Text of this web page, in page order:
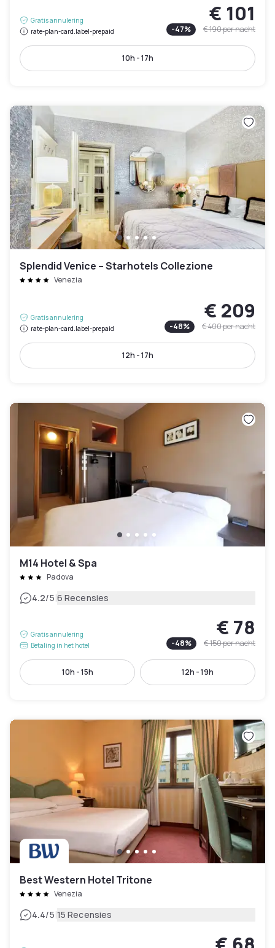
Gratis annulering
rate-plan-card.label-prepaid
€ 101
-47% € 190per nacht
10h - 17h
Splendid Venice – Starhotels Collezione
Venezia
Gratis annulering
rate-plan-card.label-prepaid
€ 209
-48% € 400per nacht
12h - 17h
M14 Hotel & Spa
Padova
4.2/5|6 Recensies
Gratis annulering
Betaling in het hotel
€ 78
-48% € 150per nacht
10h - 15h 12h - 19h
Best Western Hotel Tritone
Venezia
4.4/5|15 Recensies